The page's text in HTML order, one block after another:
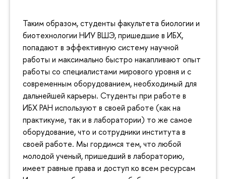
Таким образом, студенты факультета биологии и
биотехнологии НИУ ВШЭ, пришедшие в ИБХ,
попадают в эффективную систему научной
работы и максимально быстро накапливают опыт
работы со специалистами мирового уровня и с
современным оборудованием, необходимый для
дальнейшей карьеры. Студенты при работе в
ИБХ РАН используют в своей работе (как на
практикуме, так и в лаборатории) то же самое
оборудование, что и сотрудники института в
своей работе. Мы гордимся тем, что любой
молодой ученый, пришедший в лабораторию,
имеет равные права и доступ ко всем ресурсам